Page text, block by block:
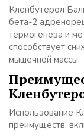
Кленбутерол
бета-2
термогенеза и
способствует
мышечной массы.
Использование
преимуществ,